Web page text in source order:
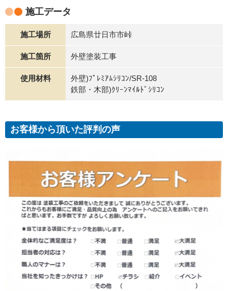
施工データ
施工場所 広島県廿日市市峠
施工箇所 外壁塗装工事
使用材料
外壁)ﾌﾟﾚﾐｱﾑｼﾘｺﾝ/SR-108
鉄部・木部)ｸﾘｰﾝﾏｲﾙﾄﾞｼﾘｺﾝ
お客様から頂いた評判の声